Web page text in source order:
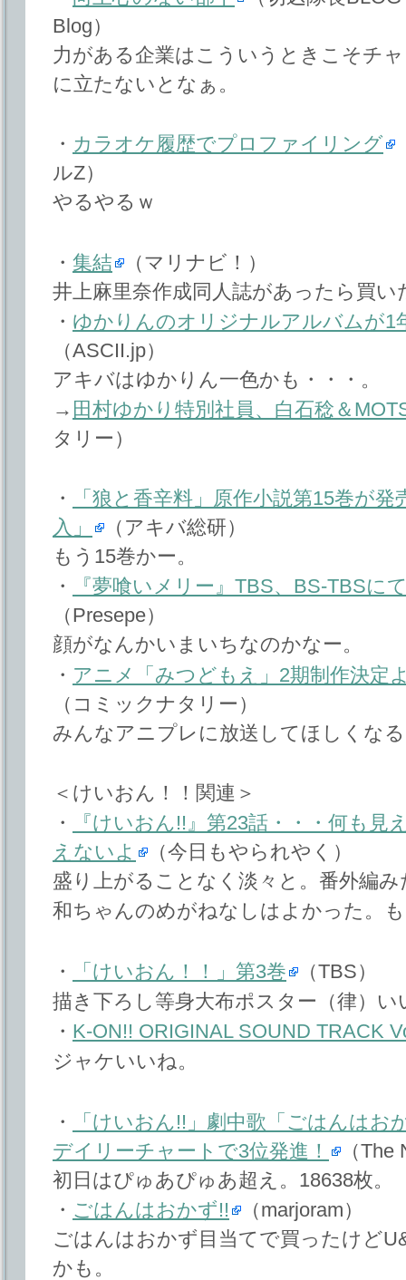
Blog）
力がある企業はこういうときこそチ
に立たないとなぁ。
・ カラオケ履歴でプロファイリング
ルZ）
やるやるｗ
・ 集結
（マリナビ！）
井上麻里奈作成同人誌があったら買い
・ ゆかりんのオリジナルアルバムが1
（ASCII.jp）
アキバはゆかりん一色かも・・・。
→ 田村ゆかり特別社員、白石稔＆
タリー）
・
「狼と香辛料」原作小説第15巻が
入」
（アキバ総研）
もう15巻かー。
・
『夢喰いメリー』TBS、BS-TBSに
（Presepe）
顔がなんかいまいちなのかなー。
・ アニメ「みつどもえ」2期制作決定
（コミックナタリー）
みんなアニプレに放送してほしくな
＜けいおん！！関連＞
・
『けいおん!!』第23話・・・何も見
えないよ
（今日もやられやく）
盛り上がることなく淡々と。番外編
和ちゃんのめがねなしはよかった。
・ 「けいおん！！」第3巻
（TBS）
描き下ろし等身大布ポスター（律）
・ K-ON!! ORIGINAL SOUND TRACK
ジャケいいね。
・
「けいおん!!」劇中歌「ごはんはお
デイリーチャートで3位発進！
（
初日はぴゅあぴゅあ超え。18638枚。
・ ごはんはおかず!!
（marjoram）
ごはんはおかず目当てで買ったけど
かも。